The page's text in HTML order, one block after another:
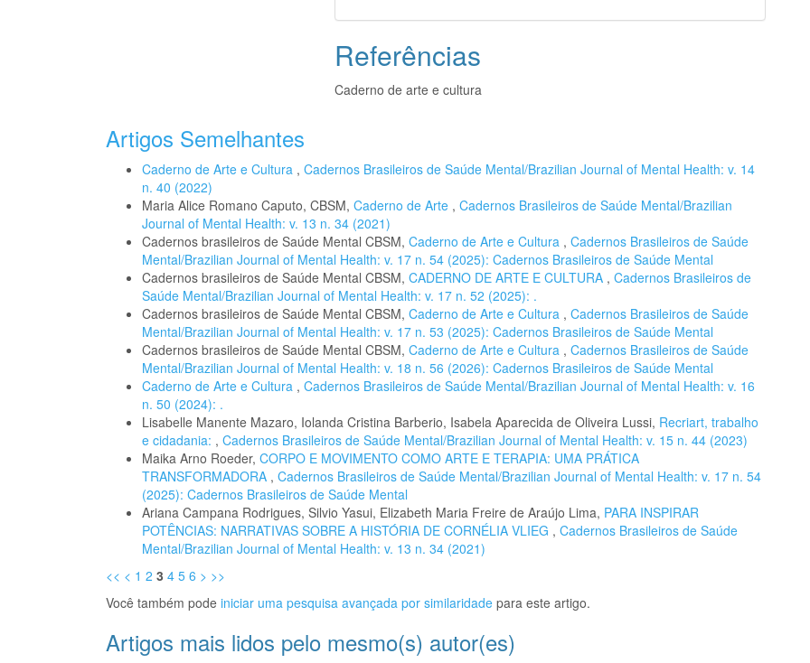
Referências
Caderno de arte e cultura
Artigos Semelhantes
Caderno de Arte e Cultura , Cadernos Brasileiros de Saúde Mental/Brazilian Journal of Mental Health: v. 14
n. 40 (2022)
Maria Alice Romano Caputo, CBSM, Caderno de Arte , Cadernos Brasileiros de Saúde Mental/Brazilian
Journal of Mental Health: v. 13 n. 34 (2021)
Cadernos brasileiros de Saúde Mental CBSM, Caderno de Arte e Cultura , Cadernos Brasileiros de Saúde
Mental/Brazilian Journal of Mental Health: v. 17 n. 54 (2025): Cadernos Brasileiros de Saúde Mental
Cadernos brasileiros de Saúde Mental CBSM, CADERNO DE ARTE E CULTURA , Cadernos Brasileiros de
Saúde Mental/Brazilian Journal of Mental Health: v. 17 n. 52 (2025): .
Cadernos brasileiros de Saúde Mental CBSM, Caderno de Arte e Cultura , Cadernos Brasileiros de Saúde
Mental/Brazilian Journal of Mental Health: v. 17 n. 53 (2025): Cadernos Brasileiros de Saúde Mental
Cadernos brasileiros de Saúde Mental CBSM, Caderno de Arte e Cultura , Cadernos Brasileiros de Saúde
Mental/Brazilian Journal of Mental Health: v. 18 n. 56 (2026): Cadernos Brasileiros de Saúde Mental
Caderno de Arte e Cultura , Cadernos Brasileiros de Saúde Mental/Brazilian Journal of Mental Health: v. 16
n. 50 (2024): .
Lisabelle Manente Mazaro, Iolanda Cristina Barberio, Isabela Aparecida de Oliveira Lussi, Recriart, trabalho
e cidadania: , Cadernos Brasileiros de Saúde Mental/Brazilian Journal of Mental Health: v. 15 n. 44 (2023)
Maika Arno Roeder, CORPO E MOVIMENTO COMO ARTE E TERAPIA: UMA PRÁTICA
TRANSFORMADORA , Cadernos Brasileiros de Saúde Mental/Brazilian Journal of Mental Health: v. 17 n. 54
(2025): Cadernos Brasileiros de Saúde Mental
Ariana Campana Rodrigues, Silvio Yasui, Elizabeth Maria Freire de Araújo Lima, PARA INSPIRAR
POTÊNCIAS: NARRATIVAS SOBRE A HISTÓRIA DE CORNÉLIA VLIEG , Cadernos Brasileiros de Saúde
Mental/Brazilian Journal of Mental Health: v. 13 n. 34 (2021)
<< < 1 2 3 4 5 6 > >>
Você também pode iniciar uma pesquisa avançada por similaridade para este artigo.
Artigos mais lidos pelo mesmo(s) autor(es)